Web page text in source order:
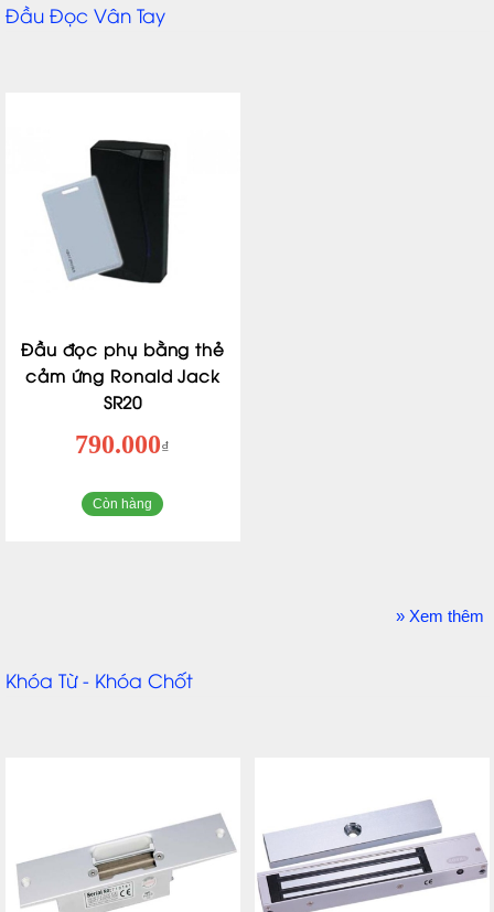
Đầu Đọc Vân Tay
Đầu đọc phụ bằng thẻ
cảm ứng Ronald Jack
SR20
790.000₫
Còn hàng
» Xem thêm
Khóa Từ - Khóa Chốt